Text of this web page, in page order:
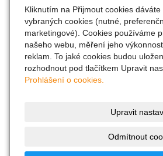
KNK obchodní společnost s r.o.
Komenského 127, Žacléř,
286293602/0300
25298518
CZ25298518
info@drogerienacestach.cz
286293602/0300
Kliknutím na Přijmout cookies
vybraných cookies (nutné,
marketingové). Cookies používáme
našeho webu, měření jeho
reklam. To jaké cookies budou
rozhodnout pod tlačítkem Upravit
Prohlášení o cookies.
Upravit
Odmítnout